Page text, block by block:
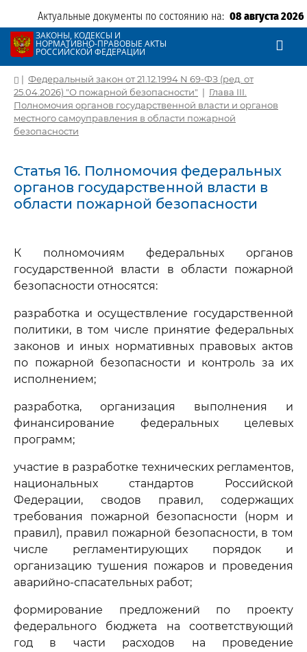
Актуальные документы по состоянию на: 08 августа 2026
ЗАКОНЫ, КОДЕКСЫ И
НОРМАТИВНО-ПРАВОВЫЕ АКТЫ
РОССИЙСКОЙ ФЕДЕРАЦИИ
| Федеральный закон от 21.12.1994 N 69-ФЗ (ред. от
25.04.2026) "О пожарной безопасности" | Глава III.
Полномочия органов государственной власти и органов
местного самоуправления в области пожарной
безопасности
Статья 16. Полномочия федеральных
органов государственной власти в
области пожарной безопасности
К полномочиям федеральных органов
государственной власти в области пожарной
безопасности относятся:
разработка и осуществление государственной
политики, в том числе принятие федеральных
законов и иных нормативных правовых актов
по пожарной безопасности и контроль за их
исполнением;
разработка, организация выполнения и
финансирование федеральных целевых
программ;
участие в разработке технических регламентов,
национальных стандартов Российской
Федерации, сводов правил, содержащих
требования пожарной безопасности (норм и
правил), правил пожарной безопасности, в том
числе регламентирующих порядок и
организацию тушения пожаров и проведения
аварийно-спасательных работ;
формирование предложений по проекту
федерального бюджета на соответствующий
год в части расходов на проведение